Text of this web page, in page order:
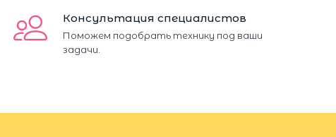
Консультация специалистов
Поможем подобрать технику под ваши
задачи.